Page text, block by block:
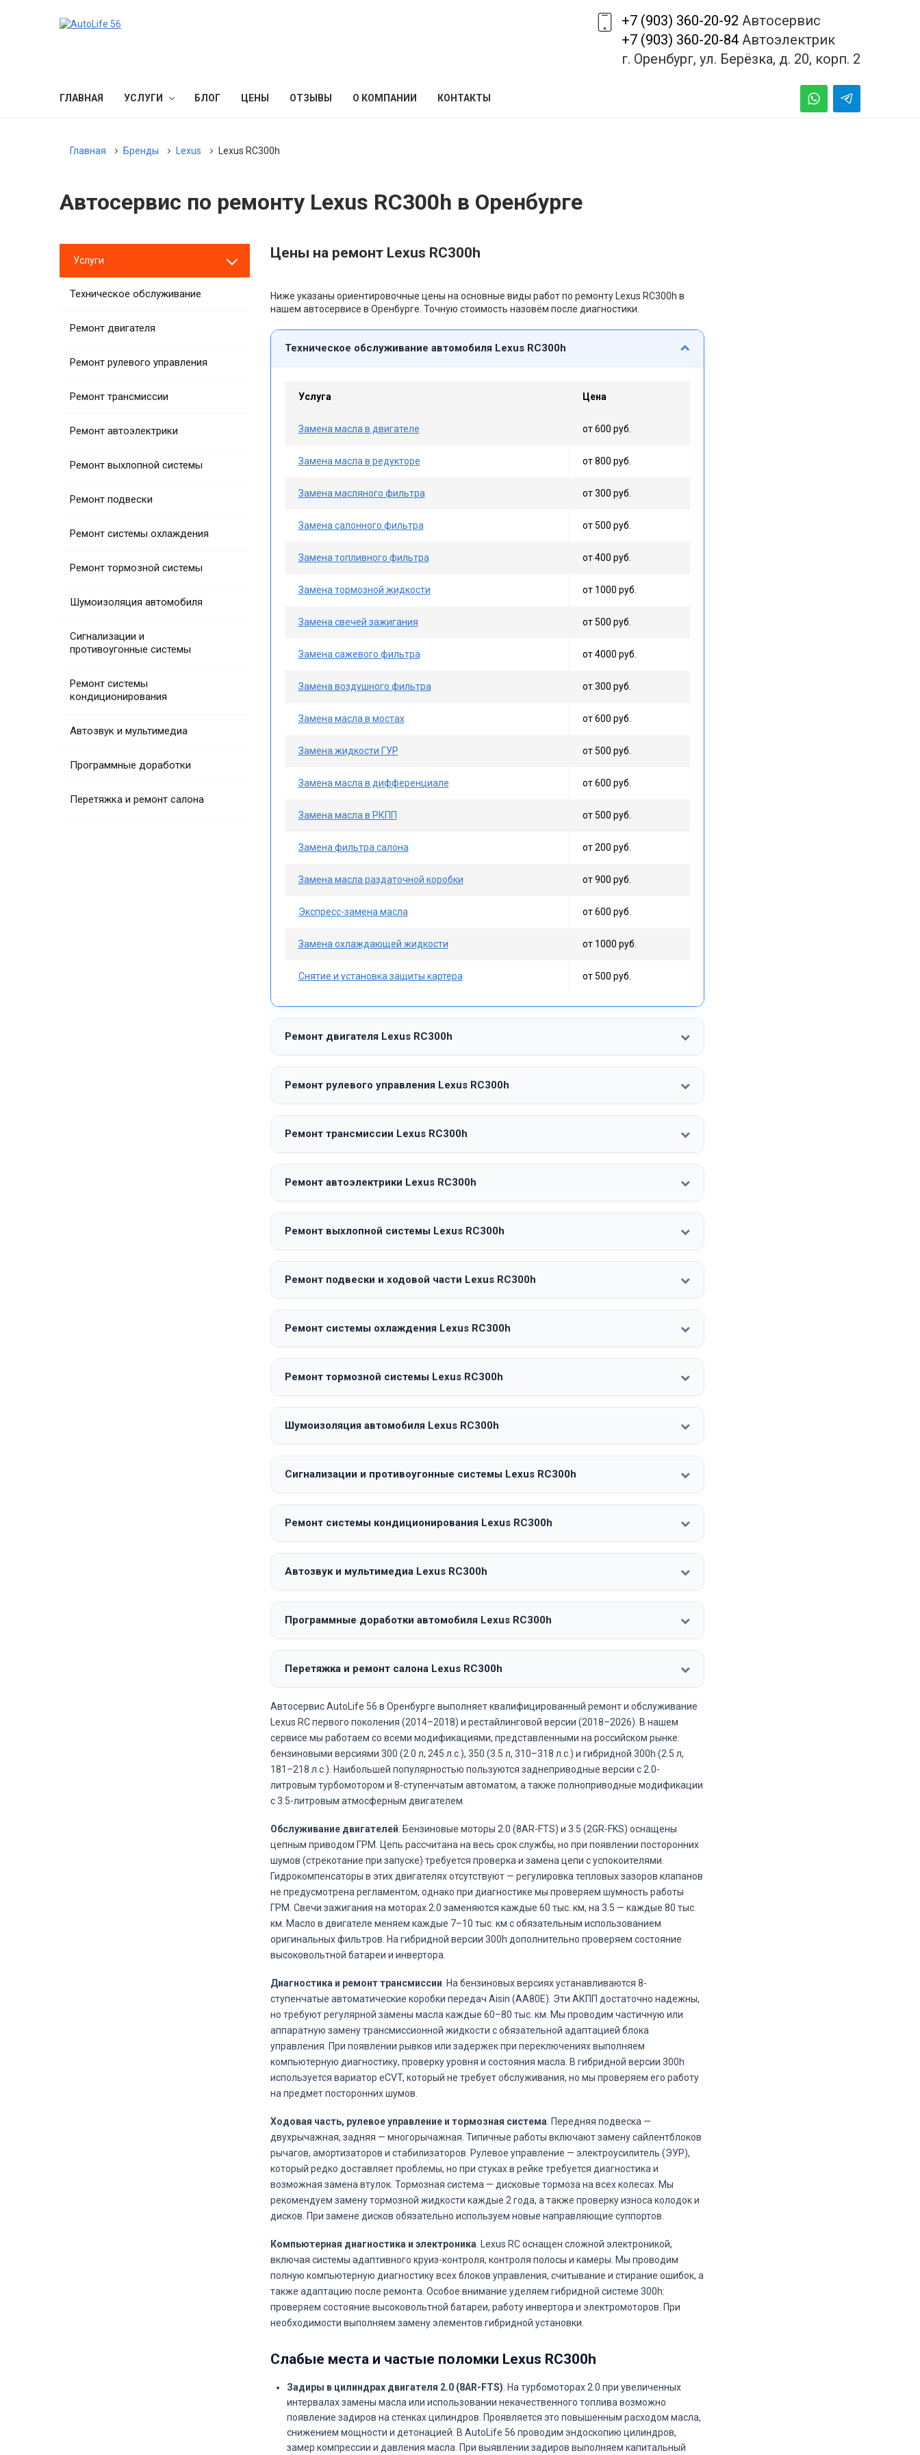
+7 (903) 360-20-92 Автосервис
+7 (903) 360-20-84 Автоэлектрик
г. Оренбург, ул. Берёзка, д. 20, корп. 2
ГЛАВНАЯ УСЛУГИ БЛОГ ЦЕНЫ ОТЗЫВЫ О КОМПАНИИ КОНТАКТЫ
Главная Бренды Lexus Lexus RC300h
Автосервис по ремонту Lexus RC300h в Оренбурге
Услуги
Техническое обслуживание
Ремонт двигателя
Ремонт рулевого управления
Ремонт трансмиссии
Ремонт автоэлектрики
Ремонт выхлопной системы
Ремонт подвески
Ремонт системы охлаждения
Ремонт тормозной системы
Шумоизоляция автомобиля
Сигнализации и
противоугонные системы
Ремонт системы
кондиционирования
Автозвук и мультимедиа
Программные доработки
Перетяжка и ремонт салона
Цены на ремонт Lexus RC300h
Ниже указаны ориентировочные цены на основные виды работ по ремонту Lexus RC300h в
нашем автосервисе в Оренбурге. Точную стоимость назовём после диагностики.
Техническое обслуживание автомобиля Lexus RC300h
Услуга Цена
Замена масла в двигателе от 600 руб.
Замена масла в редукторе от 800 руб.
Замена масляного фильтра от 300 руб.
Замена салонного фильтра от 500 руб.
Замена топливного фильтра от 400 руб.
Замена тормозной жидкости от 1000 руб.
Замена свечей зажигания от 500 руб.
Замена сажевого фильтра от 4000 руб.
Замена воздушного фильтра от 300 руб.
Замена масла в мостах от 600 руб.
Замена жидкости ГУР от 500 руб.
Замена масла в дифференциале от 600 руб.
Замена масла в РКПП от 500 руб.
Замена фильтра салона от 200 руб.
Замена масла раздаточной коробки от 900 руб.
Экспресс-замена масла от 600 руб.
Замена охлаждающей жидкости от 1000 руб.
Снятие и установка защиты картера от 500 руб.
Ремонт двигателя Lexus RC300h
Ремонт рулевого управления Lexus RC300h
Ремонт трансмиссии Lexus RC300h
Ремонт автоэлектрики Lexus RC300h
Ремонт выхлопной системы Lexus RC300h
Ремонт подвески и ходовой части Lexus RC300h
Ремонт системы охлаждения Lexus RC300h
Ремонт тормозной системы Lexus RC300h
Шумоизоляция автомобиля Lexus RC300h
Сигнализации и противоугонные системы Lexus RC300h
Ремонт системы кондиционирования Lexus RC300h
Автозвук и мультимедиа Lexus RC300h
Программные доработки автомобиля Lexus RC300h
Перетяжка и ремонт салона Lexus RC300h
Автосервис AutoLife 56 в Оренбурге выполняет квалифицированный ремонт и обслуживание
Lexus RC первого поколения (2014–2018) и рестайлинговой версии (2018–2026). В нашем
сервисе мы работаем со всеми модификациями, представленными на российском рынке:
бензиновыми версиями 300 (2.0 л, 245 л.с.), 350 (3.5 л, 310–318 л.с.) и гибридной 300h (2.5 л,
181–218 л.с.). Наибольшей популярностью пользуются заднеприводные версии с 2.0-
литровым турбомотором и 8-ступенчатым автоматом, а также полноприводные модификации
с 3.5-литровым атмосферным двигателем.
Обслуживание двигателей . Бензиновые моторы 2.0 (8AR-FTS) и 3.5 (2GR-FKS) оснащены
цепным приводом ГРМ. Цепь рассчитана на весь срок службы, но при появлении посторонних
шумов (стрекотание при запуске) требуется проверка и замена цепи с успокоителями.
Гидрокомпенсаторы в этих двигателях отсутствуют — регулировка тепловых зазоров клапанов
не предусмотрена регламентом, однако при диагностике мы проверяем шумность работы
ГРМ. Свечи зажигания на моторах 2.0 заменяются каждые 60 тыс. км, на 3.5 — каждые 80 тыс.
км. Масло в двигателе меняем каждые 7–10 тыс. км с обязательным использованием
оригинальных фильтров. На гибридной версии 300h дополнительно проверяем состояние
высоковольтной батареи и инвертора.
Диагностика и ремонт трансмиссии . На бензиновых версиях устанавливаются 8-
ступенчатые автоматические коробки передач Aisin (AA80E). Эти АКПП достаточно надежны,
но требуют регулярной замены масла каждые 60–80 тыс. км. Мы проводим частичную или
аппаратную замену трансмиссионной жидкости с обязательной адаптацией блока
управления. При появлении рывков или задержек при переключениях выполняем
компьютерную диагностику, проверку уровня и состояния масла. В гибридной версии 300h
используется вариатор eCVT, который не требует обслуживания, но мы проверяем его работу
на предмет посторонних шумов.
Ходовая часть, рулевое управление и тормозная система . Передняя подвеска —
двухрычажная, задняя — многорычажная. Типичные работы включают замену сайлентблоков
рычагов, амортизаторов и стабилизаторов. Рулевое управление — электроусилитель (ЭУР),
который редко доставляет проблемы, но при стуках в рейке требуется диагностика и
возможная замена втулок. Тормозная система — дисковые тормоза на всех колесах. Мы
рекомендуем замену тормозной жидкости каждые 2 года, а также проверку износа колодок и
дисков. При замене дисков обязательно используем новые направляющие суппортов.
Компьютерная диагностика и электроника . Lexus RC оснащен сложной электроникой,
включая системы адаптивного круиз-контроля, контроля полосы и камеры. Мы проводим
полную компьютерную диагностику всех блоков управления, считывание и стирание ошибок, а
также адаптацию после ремонта. Особое внимание уделяем гибридной системе 300h:
проверяем состояние высоковольтной батареи, работу инвертора и электромоторов. При
необходимости выполняем замену элементов гибридной установки.
Слабые места и частые поломки Lexus RC300h
Задиры в цилиндрах двигателя 2.0 (8AR-FTS) . На турбомоторах 2.0 при увеличенных
интервалах замены масла или использовании некачественного топлива возможно
появление задиров на стенках цилиндров. Проявляется это повышенным расходом масла,
снижением мощности и детонацией. В AutoLife 56 проводим эндоскопию цилиндров,
замер компрессии и давления масла. При выявлении задиров выполняем капитальный